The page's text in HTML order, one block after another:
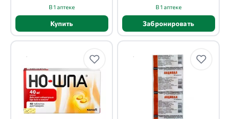
В 1 аптеке
Купить
В 1 аптеке
Забронировать